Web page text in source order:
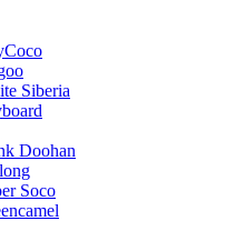
Siberia
Doohan
Soco